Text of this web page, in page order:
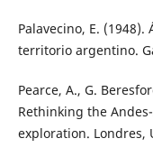
Palavecino, E.
territorio argentino.
Pearce, A., G.
Rethinking the
exploration. Londres,